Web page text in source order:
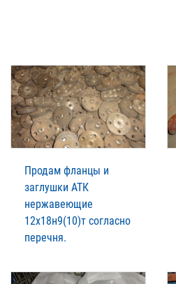
Продам фланцы и
заглушки АТК
нержавеющие
12х18н9(10)т согласно
перечня.